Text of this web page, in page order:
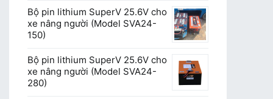
Bộ pin lithium SuperV 25.6V cho
xe nâng người (Model SVA24-
150)
Bộ pin lithium SuperV 25.6V cho
xe nâng người (Model SVA24-
280)